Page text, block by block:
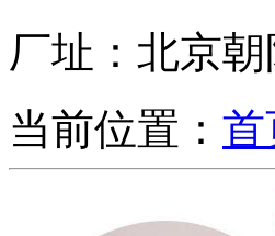
厂址： 北京
当前位置： 首